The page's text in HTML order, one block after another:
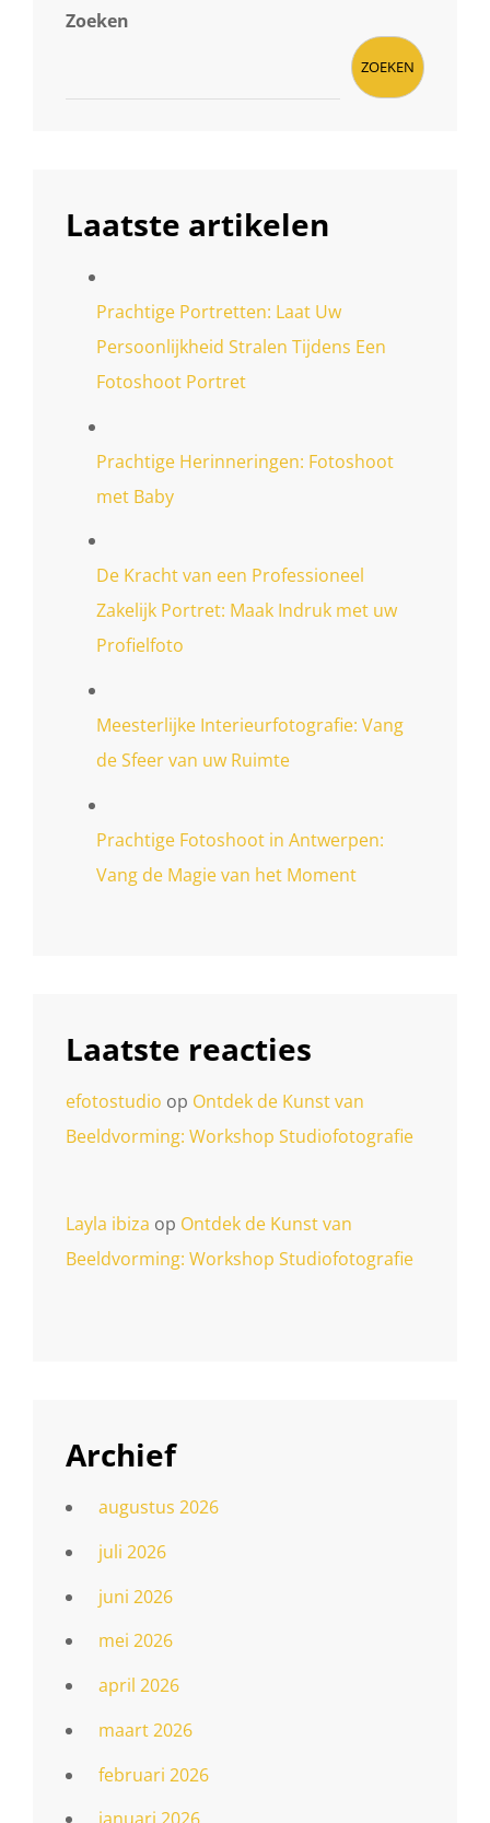
Zoeken
ZOEKEN
Laatste artikelen
Prachtige Portretten: Laat Uw
Persoonlijkheid Stralen Tijdens Een
Fotoshoot Portret
Prachtige Herinneringen: Fotoshoot
met Baby
De Kracht van een Professioneel
Zakelijk Portret: Maak Indruk met uw
Profielfoto
Meesterlijke Interieurfotografie: Vang
de Sfeer van uw Ruimte
Prachtige Fotoshoot in Antwerpen:
Vang de Magie van het Moment
Laatste reacties
efotostudio op Ontdek de Kunst van
Beeldvorming: Workshop Studiofotografie
Layla ibiza op Ontdek de Kunst van
Beeldvorming: Workshop Studiofotografie
Archief
augustus 2026
juli 2026
juni 2026
mei 2026
april 2026
maart 2026
februari 2026